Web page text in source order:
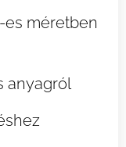
es méretben
anyagról